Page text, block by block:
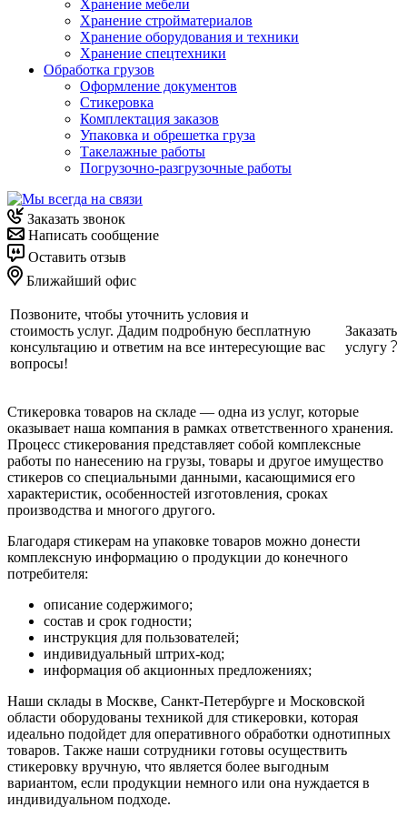
Хранение мебели
Хранение стройматериалов
Хранение оборудования и техники
Хранение спецтехники
Обработка грузов
Оформление документов
Стикеровка
Комплектация заказов
Упаковка и обрешетка груза
Такелажные работы
Погрузочно-разгрузочные работы
Заказать звонок
Написать сообщение
Оставить отзыв
Ближайший офис
Позвоните, чтобы уточнить условия и
стоимость услуг. Дадим подробную бесплатную
консультацию и ответим на все интересующие вас
вопросы!
Заказать
услугу
Стикеровка товаров на складе — одна из услуг, которые
оказывает наша компания в рамках ответственного хранения.
Процесс стикерования представляет собой комплексные
работы по нанесению на грузы, товары и другое имущество
стикеров со специальными данными, касающимися его
характеристик, особенностей изготовления, сроках
производства и многого другого.
Благодаря стикерам на упаковке товаров можно донести
комплексную информацию о продукции до конечного
потребителя:
описание содержимого;
состав и срок годности;
инструкция для пользователей;
индивидуальный штрих-код;
информация об акционных предложениях;
Наши склады в Москве, Санкт-Петербурге и Московской
области оборудованы техникой для стикеровки, которая
идеально подойдет для оперативного обработки однотипных
товаров. Также наши сотрудники готовы осуществить
стикеровку вручную, что является более выгодным
вариантом, если продукции немного или она нуждается в
индивидуальном подходе.